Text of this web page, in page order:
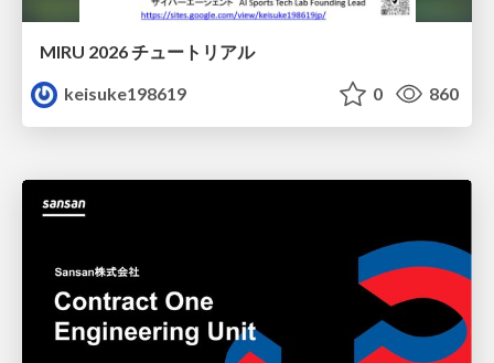
MIRU 2026 チュートリアル
keisuke198619
0 860